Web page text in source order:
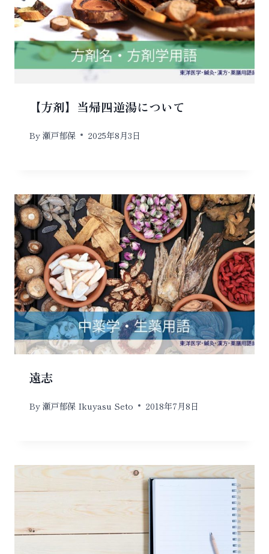
【方剤】当帰四逆湯について
By瀬戸郁保 2025年8月3日
遠志
By瀬戸郁保 Ikuyasu Seto 2018年7月8日